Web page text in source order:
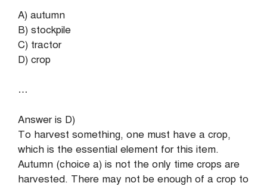
A) autumn
B) stockpile
C) tractor
D) crop
…
Answer is D)
To harvest something, one must have a crop,
which is the essential element for this item.
Autumn (choice a) is not the only time crops are
harvested. There may not be enough of a crop to